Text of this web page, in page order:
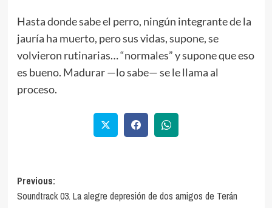
Hasta donde sabe el perro, ningún integrante de la
jauría ha muerto, pero sus vidas, supone, se
volvieron rutinarias… “normales” y supone que eso
es bueno. Madurar —lo sabe— se le llama al
proceso.
Previous:
Soundtrack 03. La alegre depresión de dos amigos de Terán